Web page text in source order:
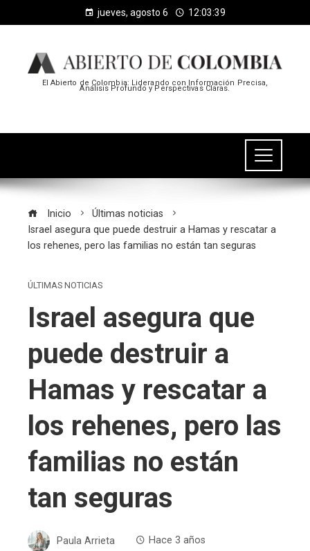
jueves, agosto 6 12:03:40
El Abierto de Colombia: Liderando con Información Precisa,
Análisis Profundo y Perspectivas Claras.
Inicio
Últimas noticias
Israel asegura que puede destruir a Hamas y rescatar a
los rehenes, pero las familias no están tan seguras
ÚLTIMAS NOTICIAS
Israel asegura que
puede destruir a
Hamas y rescatar a
los rehenes, pero las
familias no están
tan seguras
Paula Arrieta Hace 3 años